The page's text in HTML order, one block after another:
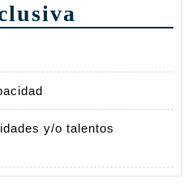
y/o talentos